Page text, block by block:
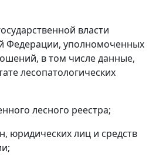
власти
Федерации, уполномоченных
в том числе данные,
лесопатологических
лесного реестра;
юридических лиц и средств